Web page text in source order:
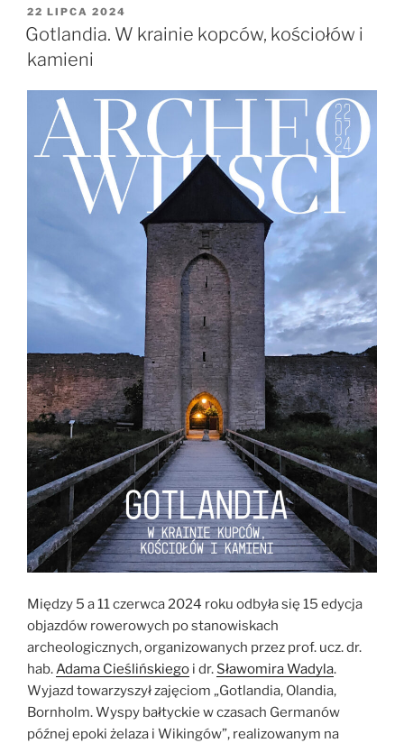
badawczy
odkryje
wikingów
Jomsborgu”
OPUBLIKOWANE
W
22 LIPCA 2024
Gotlandia. W krainie kopców, kościołów i
kamieni
Między 5 a 11 czerwca 2024 roku odbyła się 15 edycja
objazdów rowerowych po stanowiskach
archeologicznych, organizowanych przez prof. ucz. dr.
hab.Adama Cieślińskiego i dr. Sławomira Wadyla.
Wyjazd towarzyszył zajęciom „Gotlandia, Olandia,
Bornholm. Wyspy bałtyckie w czasach Germanów
późnej epoki żelaza i Wikingów”, realizowanym na